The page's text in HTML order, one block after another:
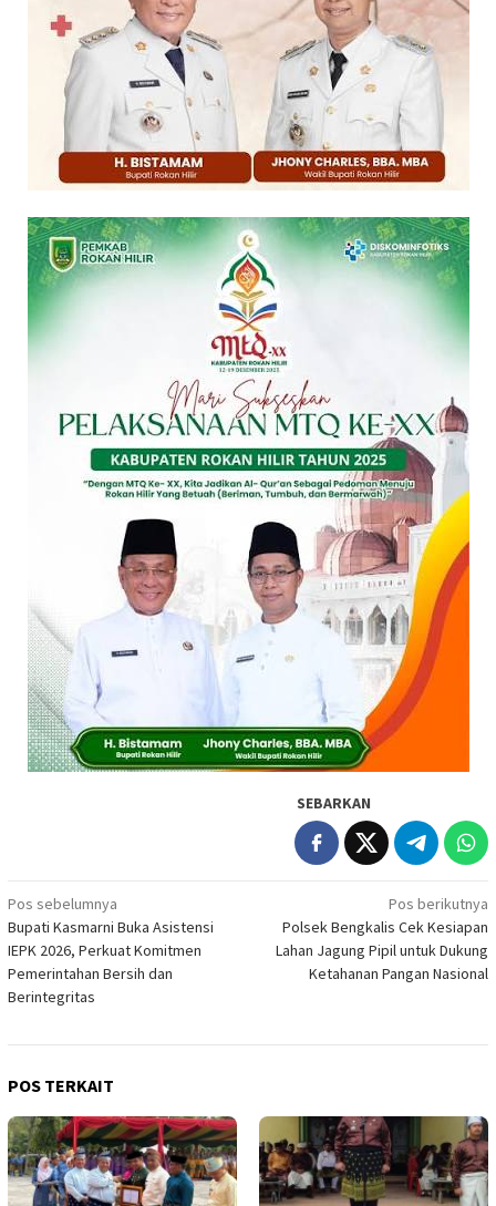
SEBARKAN
Navigasi
pos
Pos sebelumnya
Bupati Kasmarni Buka Asistensi
IEPK 2026, Perkuat Komitmen
Pemerintahan Bersih dan
Berintegritas
Pos berikutnya
Polsek Bengkalis Cek Kesiapan
Lahan Jagung Pipil untuk Dukung
Ketahanan Pangan Nasional
POS TERKAIT